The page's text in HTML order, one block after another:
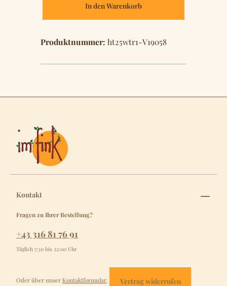
In den Warenkorb
Produktnummer: ht25wtr1-V19058
Kontakt
Fragen zu Ihrer Bestellung?
+43 316 81 76 91
Täglich 7:30 bis 22:00 Uhr
Oder über unser Kontaktformular. Vertrag widerrufen